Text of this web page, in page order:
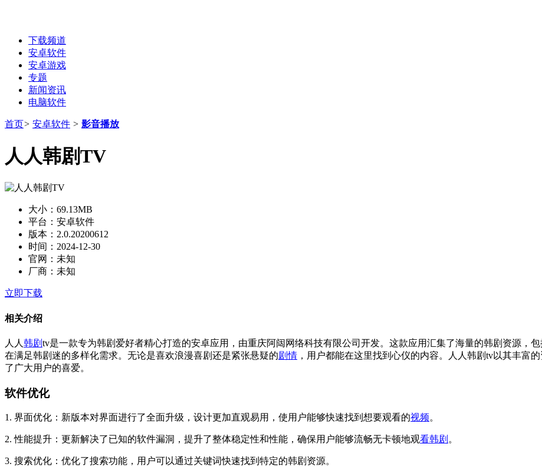
下载频道
安卓软件
安卓游戏
专题
新闻资讯
电脑软件
首页> 安卓软件 > 影音播放
人人韩剧TV
大小： 69.13MB
平台： 安卓软件
版本： 2.0.20200612
时间： 2024-12-30
官网： 未知
厂商： 未知
立即下载
相关介绍
人人 韩剧tv是一款专为韩剧爱好者精心打造的安卓应用，由重庆阿闼网络科技有限公司开发。这款应用汇集了海量的韩剧资源，
在满足韩剧迷的多样化需求。无论是喜欢浪漫喜剧还是紧张悬疑的剧情 ，用户都能在这里找到心仪的内容。人人韩剧tv以其丰富
了广大用户的喜爱。
软件优化
1. 界面优化：新版本对界面进行了全面升级，设计更加直观易用，使用户能够快速找到想要观看的视频。
2. 性能提升：更新解决了已知的软件漏洞，提升了整体稳定性和性能，确保用户能够流畅无卡顿地观看韩剧 。
3. 搜索优化：优化了搜索功能，用户可以通过关键词快速找到特定的韩剧资源。